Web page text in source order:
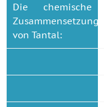
Die chemische
Zusammensetzung
von Tantal: